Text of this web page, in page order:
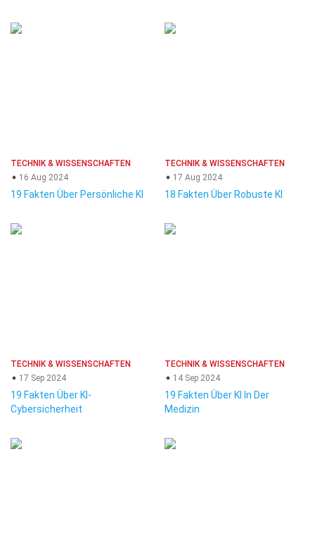
TECHNIK & WISSENSCHAFTEN
16 Aug 2024
19 Fakten Über Persönliche KI
TECHNIK & WISSENSCHAFTEN
17 Aug 2024
18 Fakten Über Robuste KI
TECHNIK & WISSENSCHAFTEN
17 Sep 2024
19 Fakten Über KI-
Cybersicherheit
TECHNIK & WISSENSCHAFTEN
14 Sep 2024
19 Fakten Über KI In Der
Medizin